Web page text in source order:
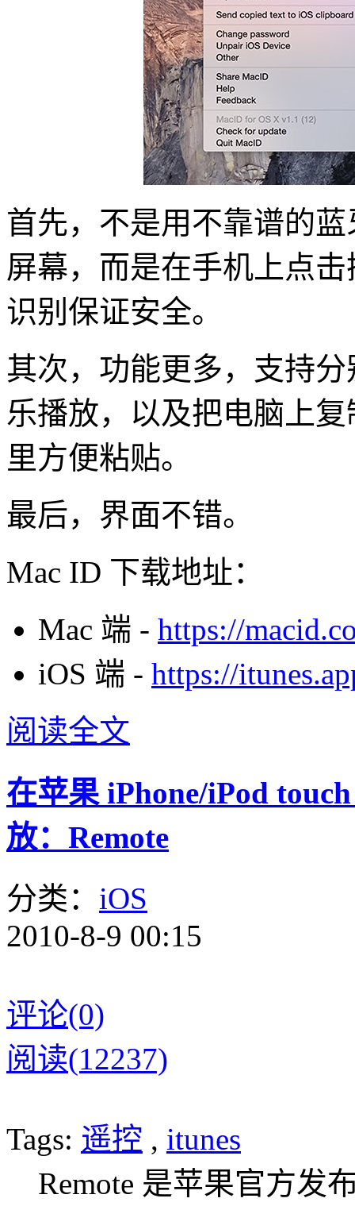
首先，不是用不靠谱的
屏幕，而是在手机上点
识别保证安全。
其次，功能更多，支持
乐播放，以及把电脑上
里方便粘贴。
最后，界面不错。
Mac ID 下载地址：
Mac 端 - https://
iOS 端 - https://
阅读全文
在苹果 iPhone/iPod
放：Remote
分类： iOS
2010-8-9 00:15
评论(0)
阅读(12237)
Tags: 遥控 , itunes
Remote 是苹果官方发